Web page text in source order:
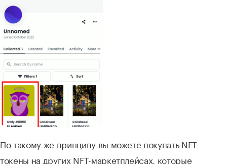
По такому же принципу вы можете покупать NFT-
токены на других NFT-маркетплейсах, которые